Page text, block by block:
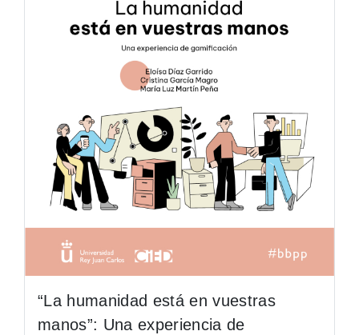
“La humanidad está en vuestras
manos”: Una experiencia de